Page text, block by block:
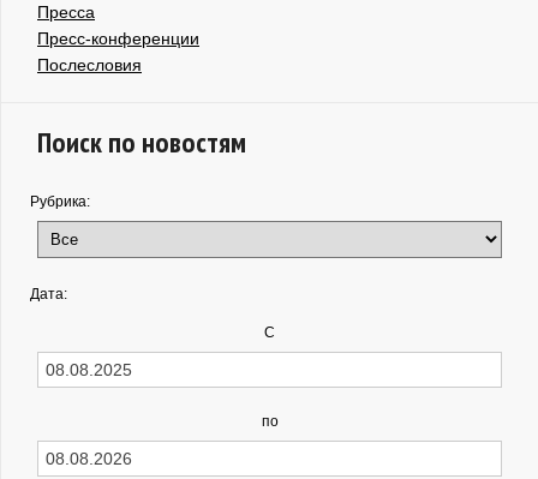
Пресса
Пресс-конференции
Послесловия
Поиск по новостям
Рубрика:
Дата:
С
по